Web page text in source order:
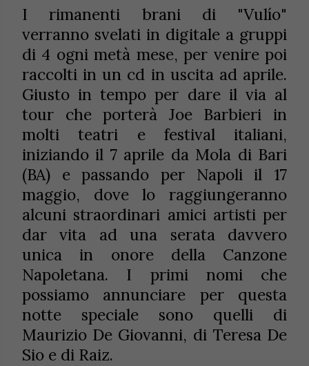
I rimanenti brani di "Vulío"
verranno svelati in digitale a gruppi
di 4 ogni metà mese, per venire poi
raccolti in un cd in uscita ad aprile.
Giusto in tempo per dare il via al
tour che porterà Joe Barbieri in
molti teatri e festival italiani,
iniziando il 7 aprile da Mola di Bari
(BA) e passando per Napoli il 17
maggio, dove lo raggiungeranno
alcuni straordinari amici artisti per
dar vita ad una serata davvero
unica in onore della Canzone
Napoletana. I primi nomi che
possiamo annunciare per questa
notte speciale sono quelli di
Maurizio De Giovanni, di Teresa De
Sio e di Raiz.